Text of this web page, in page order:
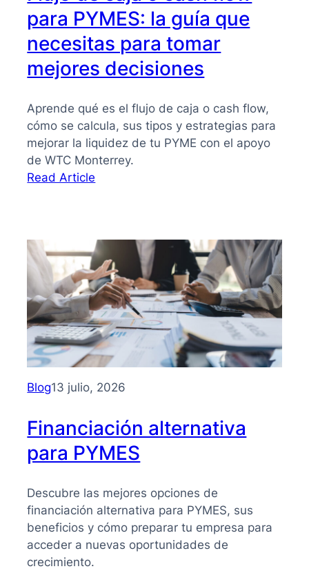
para PYMES: la guía que
necesitas para tomar
mejores decisiones
Aprende qué es el flujo de caja o cash flow,
cómo se calcula, sus tipos y estrategias para
mejorar la liquidez de tu PYME con el apoyo
de WTC Monterrey.
Read Article
o
cash
flow
para
PYMES:
la
guía
que
necesitas
tomar
mejores
decisiones
Blog13 julio, 2026
Financiación alternativa
para PYMES
Descubre las mejores opciones de
financiación alternativa para PYMES, sus
beneficios y cómo preparar tu empresa para
acceder a nuevas oportunidades de
crecimiento.